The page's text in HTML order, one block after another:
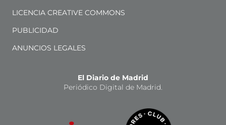
LICENCIA CREATIVE COMMONS
PUBLICIDAD
ANUNCIOS LEGALES
El Diario de Madrid
Periódico Digital de Madrid.